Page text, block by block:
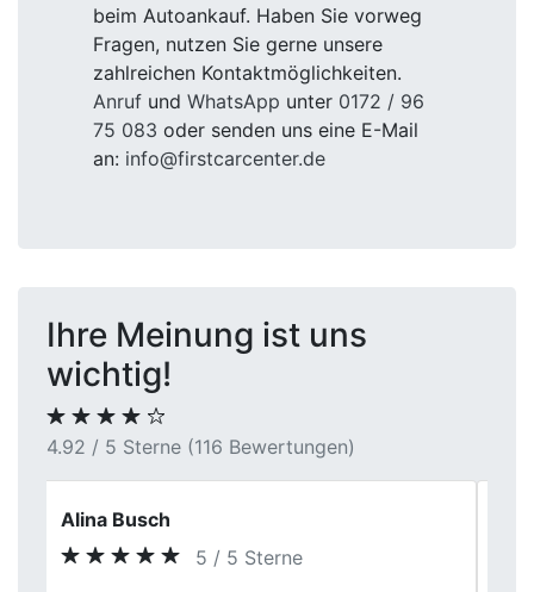
beim Autoankauf. Haben Sie vorweg
Fragen, nutzen Sie gerne unsere
zahlreichen Kontaktmöglichkeiten.
Anruf und WhatsApp unter 0172 / 96
75 083 oder senden uns eine E-Mail
an: info@firstcarcenter.de
Ihre Meinung ist uns
wichtig!
4.92 / 5 Sterne (116 Bewertungen)
Tom Bauer
5 / 5 Sterne